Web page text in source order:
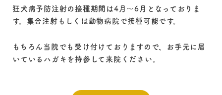
狂犬病予防注射の接種期間は4月～6月となっておりま
す。集合注射もしくは動物病院で接種可能です。
もちろん当院でも受け付けておりますので、お手元に届
いているハガキを持参して来院ください。